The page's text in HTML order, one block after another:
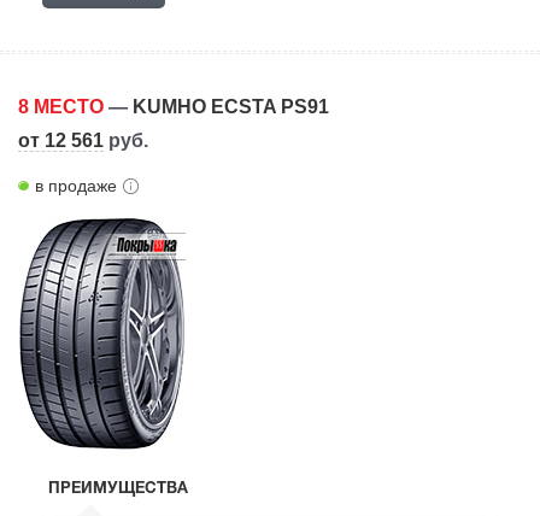
8 МЕСТО — KUMHO ECSTA PS91
от 12 561 руб.
в продаже
ПРЕИМУЩЕСТВА